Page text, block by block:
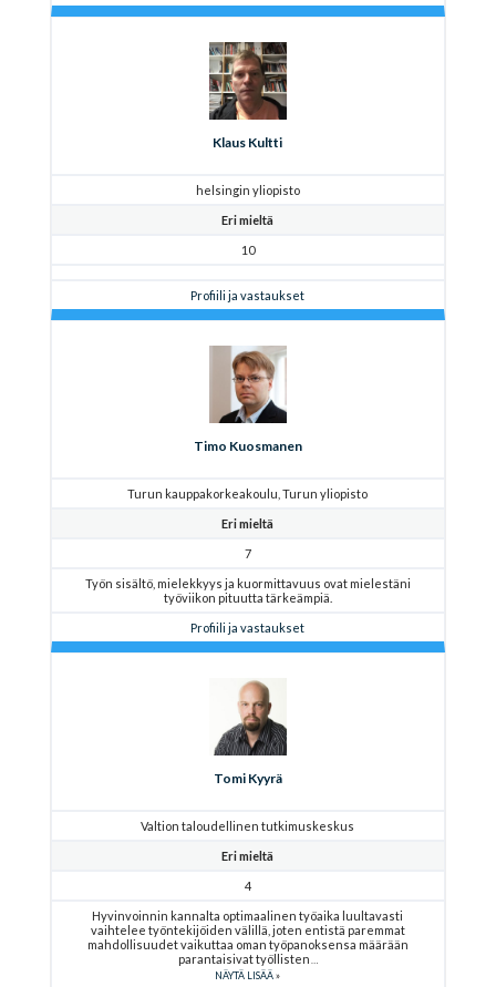
Klaus Kultti
helsingin yliopisto
Eri mieltä
10
Profiili ja vastaukset
Timo Kuosmanen
Turun kauppakorkeakoulu, Turun yliopisto
Eri mieltä
7
Työn sisältö, mielekkyys ja kuormittavuus ovat mielestäni
työviikon pituutta tärkeämpiä.
Profiili ja vastaukset
Tomi Kyyrä
Valtion taloudellinen tutkimuskeskus
Eri mieltä
4
Hyvinvoinnin kannalta optimaalinen työaika luultavasti
vaihtelee työntekijöiden välillä, joten entistä paremmat
mahdollisuudet vaikuttaa oman työpanoksensa määrään
parantaisivat työllisten
NÄYTÄ LISÄÄ